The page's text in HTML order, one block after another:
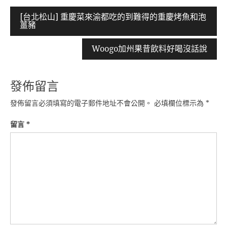
文
章
[台北松山] 重慶菜來渝都吃的到難得的重慶烤魚和泡
薑豬
Woogo加州果昔飲料好喝沒話說
發佈留言
發佈留言必須填寫的電子郵件地址不會公開。 必填欄位標示為 *
留言 *